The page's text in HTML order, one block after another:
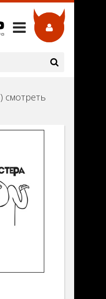
смотреть